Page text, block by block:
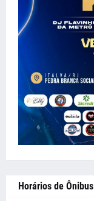
Horários de Ônibus